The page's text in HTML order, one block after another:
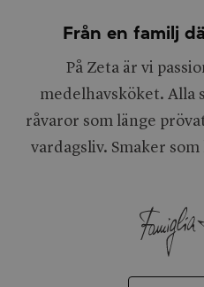
Från en familj
På Zeta är vi
medelhavsköket. Alla
råvaror som länge
vardagsliv. Smaker